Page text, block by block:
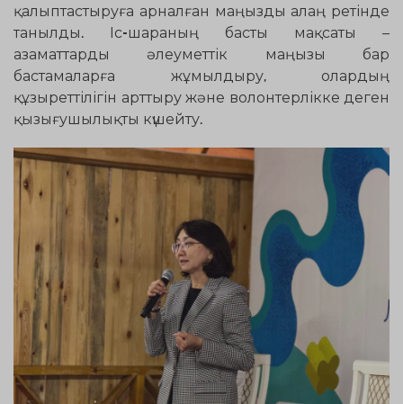
қалыптастыруға арналған маңызды алаң ретінде
танылды. Іс-шараның басты мақсаты –
азаматтарды әлеуметтік маңызы бар
бастамаларға жұмылдыру, олардың
құзыреттілігін арттыру және волонтерлікке деген
қызығушылықты күшейту.